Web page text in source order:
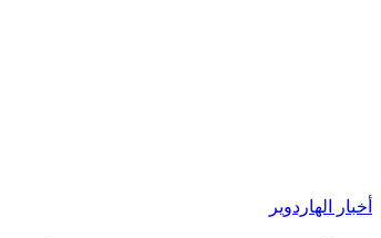
أخبار الهاردوير